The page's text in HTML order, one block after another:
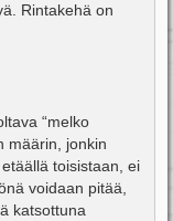
Rintakehä on
“melko
määrin, jonkin
toisistaan, ei
voidaan pitää,
katsottuna